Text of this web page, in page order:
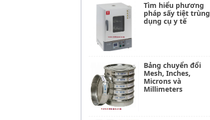
Tìm hiểu phương
pháp sấy tiệt trùng
dụng cụ y tế
Bảng chuyển đổi
Mesh, Inches,
Microns và
Millimeters